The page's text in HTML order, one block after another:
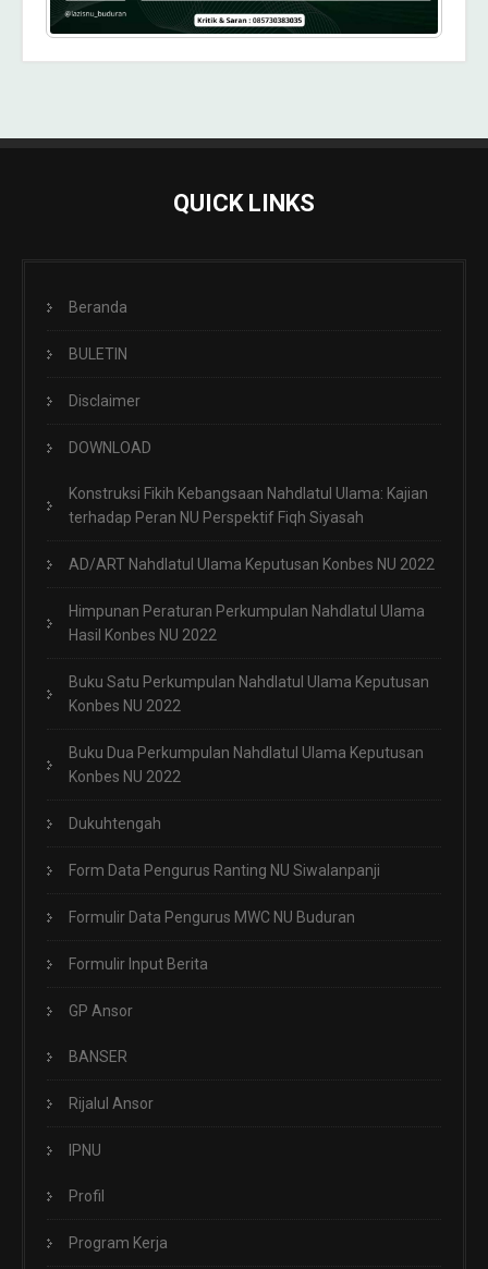
QUICK LINKS
Beranda
BULETIN
Disclaimer
DOWNLOAD
Konstruksi Fikih Kebangsaan Nahdlatul Ulama: Kajian
terhadap Peran NU Perspektif Fiqh Siyasah
AD/ART Nahdlatul Ulama Keputusan Konbes NU 2022
Himpunan Peraturan Perkumpulan Nahdlatul Ulama
Hasil Konbes NU 2022
Buku Satu Perkumpulan Nahdlatul Ulama Keputusan
Konbes NU 2022
Buku Dua Perkumpulan Nahdlatul Ulama Keputusan
Konbes NU 2022
Dukuhtengah
Form Data Pengurus Ranting NU Siwalanpanji
Formulir Data Pengurus MWC NU Buduran
Formulir Input Berita
GP Ansor
BANSER
Rijalul Ansor
IPNU
Profil
Program Kerja